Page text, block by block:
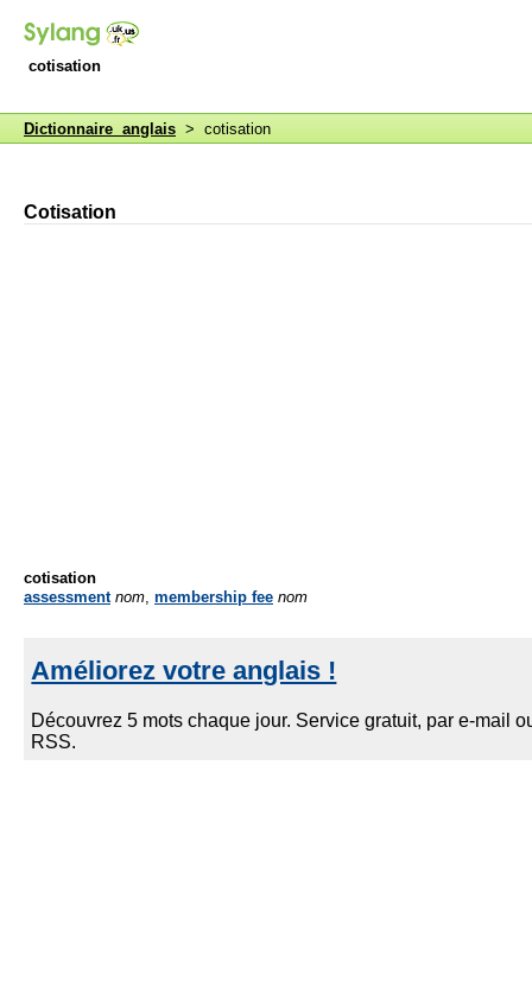
cotisation
Dictionnaire anglais > cotisation
Cotisation
cotisation
assessment nom membership fee nom